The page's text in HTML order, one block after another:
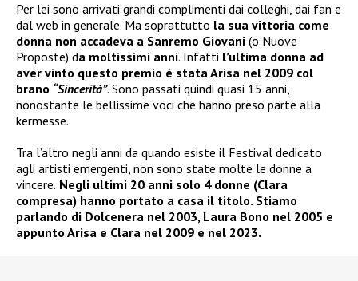
Per lei sono arrivati grandi complimenti dai colleghi, dai fan e
dal web in generale. Ma soprattutto la sua vittoria come
donna non accadeva a Sanremo Giovani (o Nuove
Proposte) da moltissimi anni. Infatti l’ultima donna ad
aver vinto questo premio è stata Arisa nel 2009 col
brano “Sincerità”. Sono passati quindi quasi 15 anni,
nonostante le bellissime voci che hanno preso parte alla
kermesse.
Tra l’altro negli anni da quando esiste il Festival dedicato
agli artisti emergenti, non sono state molte le donne a
vincere. Negli ultimi 20 anni solo 4 donne (Clara
compresa) hanno portato a casa il titolo. Stiamo
parlando di Dolcenera nel 2003, Laura Bono nel 2005 e
appunto Arisa e Clara nel 2009 e nel 2023.